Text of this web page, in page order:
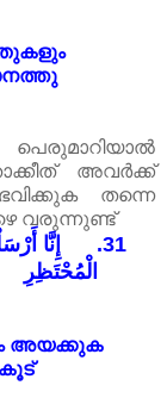
അവർക്ക്
തന്നെ
വരുന്നുണ്ട്
31.
إِنَّا
الْمُحْتَظِرِ
അയക്കുക
കൂട്